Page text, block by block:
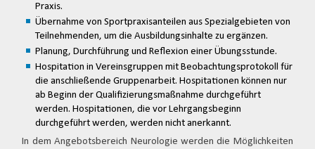
Praxis.
Übernahme von Sportpraxisanteilen aus Spezialgebieten von
Teilnehmenden, um die Ausbildungsinhalte zu ergänzen.
Planung, Durchführung und Reflexion einer Übungsstunde.
Hospitation in Vereinsgruppen mit Beobachtungsprotokoll für
die anschließende Gruppenarbeit. Hospitationen können nur
ab Beginn der Qualifizierungsmaßnahme durchgeführt
werden. Hospitationen, die vor Lehrgangsbeginn
durchgeführt werden, werden nicht anerkannt.
In dem Angebotsbereich Neurologie werden die Möglichkeiten